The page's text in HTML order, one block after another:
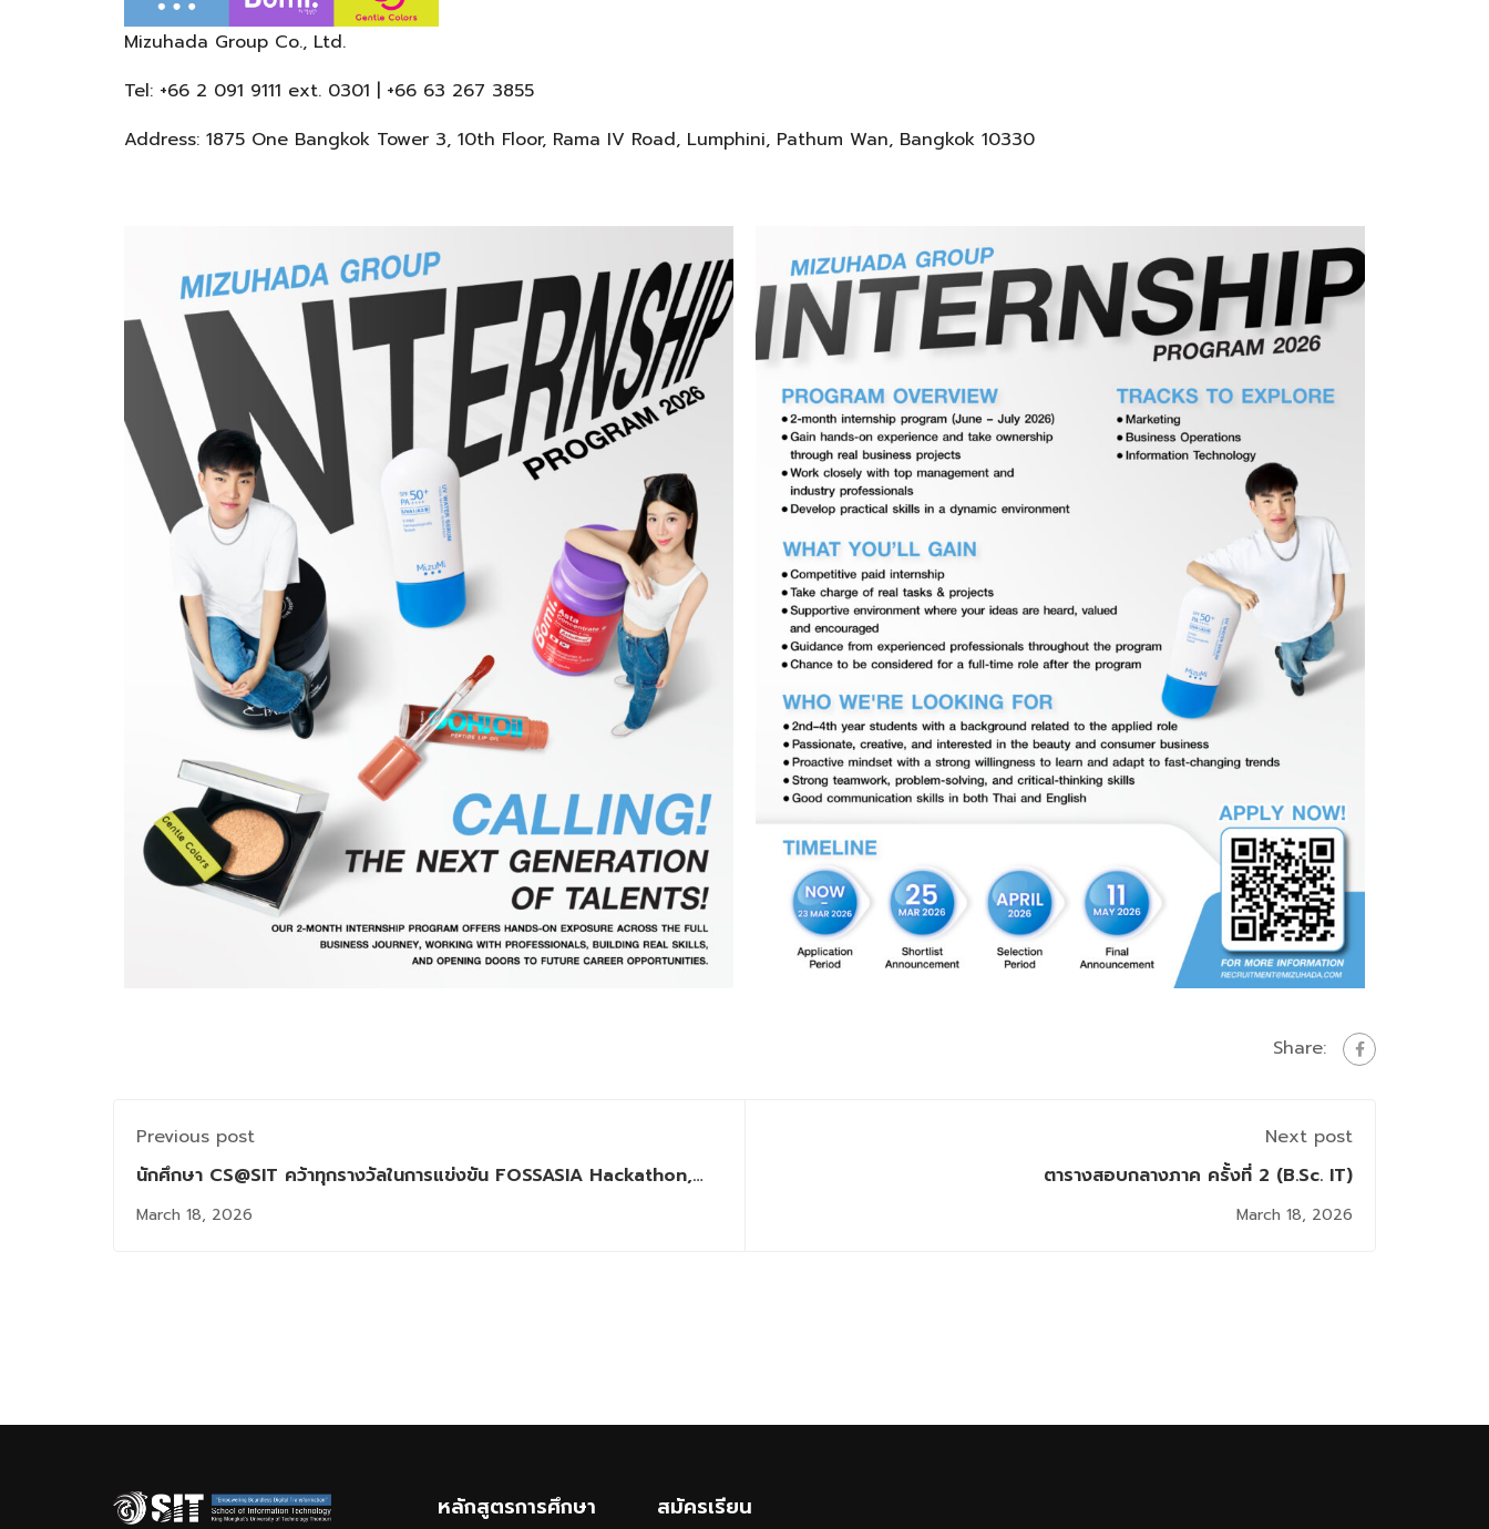
Mizuhada Group Co., Ltd.
Tel: +66 2 091 9111 ext. 0301 | +66 63 267 3855
Address: 1875 One Bangkok Tower 3, 10th Floor, Rama IV Road, Lumphini, Pathum Wan, Bangkok 10330
Share:
Previous post
นักศึกษา CS@SIT คว้าทุกรางวัลในการแข่งขัน FOSSASIA Hackathon,
powered by ExpressVPN
March 18, 2026
Next post
ตารางสอบกลางภาค ครั้งที่ 2 (B.Sc. IT)
March 18, 2026
หลักสูตรการศึกษา สมัครเรียน